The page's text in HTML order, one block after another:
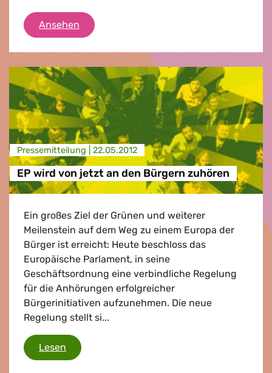
Ansehen EU crisis
Presse­mitteilung | 22.05.2012
EP wird von jetzt an den Bürgern zuhören
Ein großes Ziel der Grünen und weiterer
Meilenstein auf dem Weg zu einem Europa der
Bürger ist erreicht: Heute beschloss das
Europäische Parlament, in seine
Geschäftsordnung eine verbindliche Regelung
für die Anhörungen erfolgreicher
Bürgerinitiativen aufzunehmen. Die neue
Regelung stellt si...
Lesen EP wird von jetzt an den Bürgern zuhören